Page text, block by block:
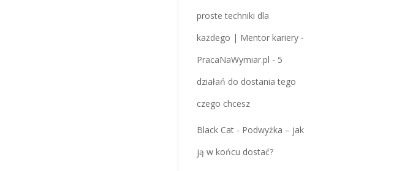
proste techniki dla
każdego | Mentor kariery -
PracaNaWymiar.pl - 5
działań do dostania tego
czego chcesz
Black Cat- Podwyżka – jak
ją w końcu dostać?